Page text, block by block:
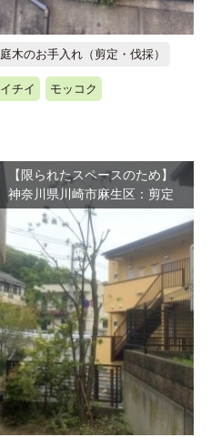
庭木のお手入れ（剪定・伐採）
イチイ モッコク
【限られたスペースのため】
神奈川県川崎市麻生区：剪定